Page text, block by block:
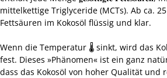
mittelkettige Triglyceride (MCTs). Ab ca.
Fettsäuren im Kokosöl flüssig und klar.
Wenn die Temperatur 🌡 sinkt, wird das
fest. Dieses »Phänomen« ist ein ganz
dass das Kokosöl von hoher Qualität und